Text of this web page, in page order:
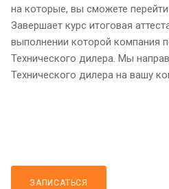
на которые, вы сможете
Завершает курс итоговая
выполнении которой компания
Технического дилера. Мы
Технического дилера на вашу
ЗАПИСАТЬСЯ